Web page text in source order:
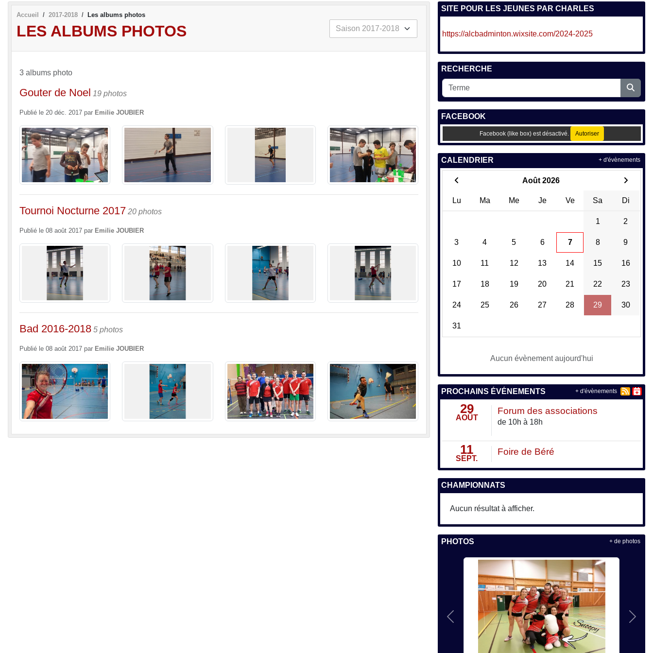
Accueil 2017-2018 Les albums photos
LES ALBUMS PHOTOS
3 albums photo
Gouter de Noel 19 photos
Publié le 20 déc. 2017 par Emilie JOUBIER
Tournoi Nocturne 2017 20 photos
Publié le 08 août 2017 par Emilie JOUBIER
Bad 2016-2018 5 photos
Publié le 08 août 2017 par Emilie JOUBIER
SITE POUR LES JEUNES PAR CHARLES
https://alcbadminton.wixsite.com/2024-2025
RECHERCHE
FACEBOOK
Facebook (like box) est désactivé. Autoriser
CALENDRIER
Août 2026
Lu Ma Me Je Ve Sa Di
1 2
3 4 5 6 7 8 9
10 11 12 13 14 15 16
17 18 19 20 21 22 23
24 25 26 27 28 29 30
31
Aucun évènement aujourd'hui
+ d'évènements
PROCHAINS ÉVÉNEMENTS
29
AOÛT
Forum des associations
de 10h à 18h
11
SEPT.
Foire de Béré
+ d'évènements
CHAMPIONNATS
Aucun résultat à afficher.
PHOTOS
Précedent
+ de photos